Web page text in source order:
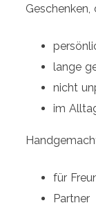
Geschenken,
lange
nicht
im
für
Partner